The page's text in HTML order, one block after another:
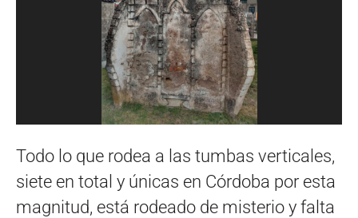
Todo lo que rodea a las tumbas verticales,
siete en total y únicas en Córdoba por esta
magnitud, está rodeado de misterio y falta